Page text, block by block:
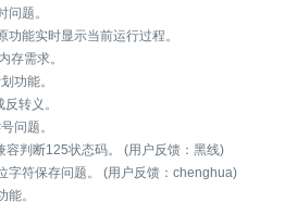
题。
能实时显示当前运行过程。
存需求。
功能。
转义。
问题。
容判断125状态码。 (用户反馈：黑线)
字符保存问题。 (用户反馈：chenghua)
。